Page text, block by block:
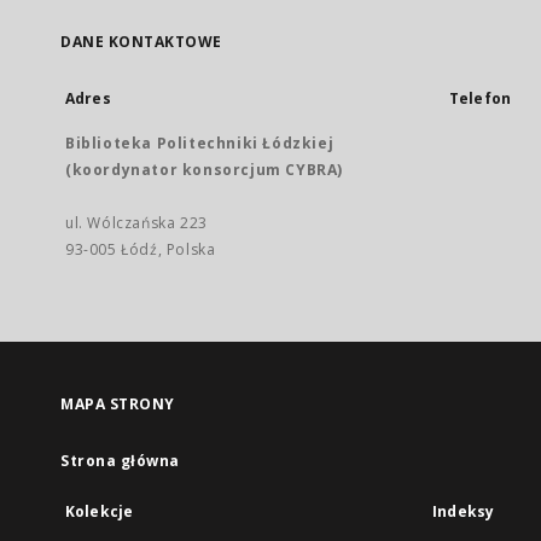
DANE KONTAKTOWE
Adres
Biblioteka Politechniki Łódzkiej
(koordynator konsorcjum CYBRA)
ul. Wólczańska 223
93-005 Łódź, Polska
Telefon
MAPA STRONY
Strona główna
Kolekcje Indeksy